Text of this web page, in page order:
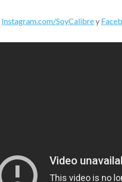
Instagram.com/SoyCalibrey